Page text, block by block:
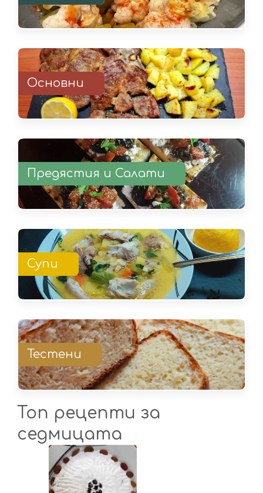
Основни
Предястия и Салати
Супи
Тестени
Топ рецепти за
седмицата